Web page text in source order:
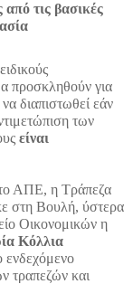
τις βασικές
προσκληθούν για
διαπιστωθεί εάν
των
είναι
ΑΠΕ, η Τράπεζα
στη Βουλή, ύστερα
Οικονομικών η
Κόλλια
ενδεχόμενο
τραπεζών και